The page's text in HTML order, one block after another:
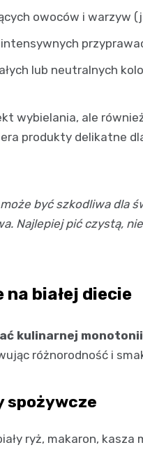
owoców i warzyw
lub neutralnych
wybielania, ale
produkty delikatne
być szkodliwa dla
Najlepiej pić czystą,
na białej diecie
kulinarnej
różnorodność i
spożywcze
ryż, makaron, kasza